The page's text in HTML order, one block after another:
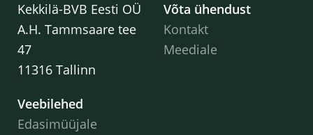
Kekkilä-BVB Eesti OÜ
A.H. Tammsaare tee
47
11316 Tallinn
Võta ühendust
Kontakt
Meediale
Veebilehed
Edasimüüjale